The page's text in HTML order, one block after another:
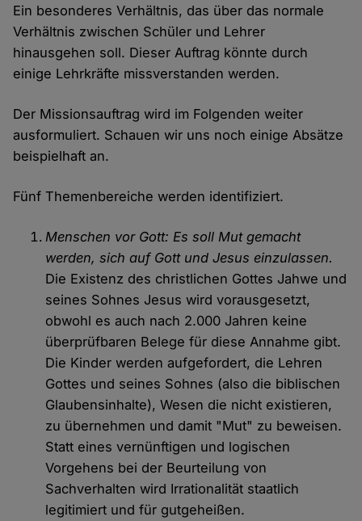
Ein besonderes Verhältnis, das über das normale
Verhältnis zwischen Schüler und Lehrer
hinausgehen soll. Dieser Auftrag könnte durch
einige Lehrkräfte missverstanden werden.
Der Missionsauftrag wird im Folgenden weiter
ausformuliert. Schauen wir uns noch einige Absätze
beispielhaft an.
Fünf Themenbereiche werden identifiziert.
Menschen vor Gott: Es soll Mut gemacht
werden, sich auf Gott und Jesus einzulassen.
Die Existenz des christlichen Gottes Jahwe und
seines Sohnes Jesus wird vorausgesetzt,
obwohl es auch nach 2.000 Jahren keine
überprüfbaren Belege für diese Annahme gibt.
Die Kinder werden aufgefordert, die Lehren
Gottes und seines Sohnes (also die biblischen
Glaubensinhalte), Wesen die nicht existieren,
zu übernehmen und damit "Mut" zu beweisen.
Statt eines vernünftigen und logischen
Vorgehens bei der Beurteilung von
Sachverhalten wird Irrationalität staatlich
legitimiert und für gutgeheißen.